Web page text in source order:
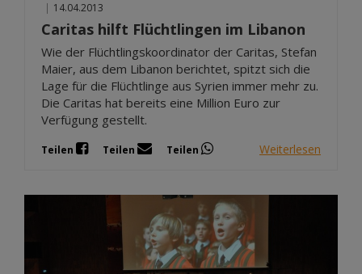
| 14.04.2013
Caritas hilft Flüchtlingen im Libanon
Wie der Flüchtlingskoordinator der Caritas, Stefan
Maier, aus dem Libanon berichtet, spitzt sich die
Lage für die Flüchtlinge aus Syrien immer mehr zu.
Die Caritas hat bereits eine Million Euro zur
Verfügung gestellt.
Teilen Teilen Teilen Weiterlesen